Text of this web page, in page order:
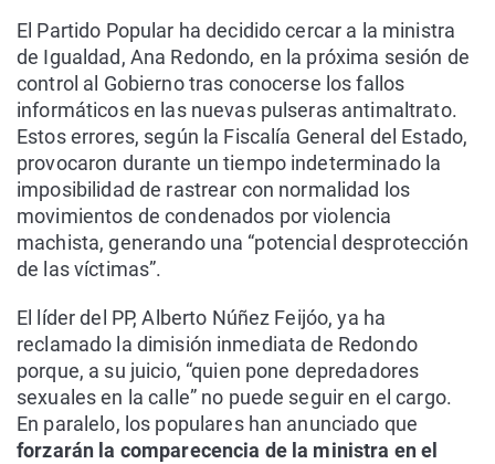
El Partido Popular ha decidido cercar a la ministra
de Igualdad, Ana Redondo, en la próxima sesión de
control al Gobierno tras conocerse los fallos
informáticos en las nuevas pulseras antimaltrato.
Estos errores, según la Fiscalía General del Estado,
provocaron durante un tiempo indeterminado la
imposibilidad de rastrear con normalidad los
movimientos de condenados por violencia
machista, generando una “potencial desprotección
de las víctimas”.
El líder del PP, Alberto Núñez Feijóo, ya ha
reclamado la dimisión inmediata de Redondo
porque, a su juicio, “quien pone depredadores
sexuales en la calle” no puede seguir en el cargo.
En paralelo, los populares han anunciado que
forzarán la comparecencia de la ministra en el